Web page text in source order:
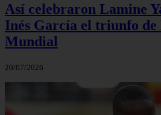
Así celebraron Lamine
Inés García el triunfo de
Mundial
20/07/2026